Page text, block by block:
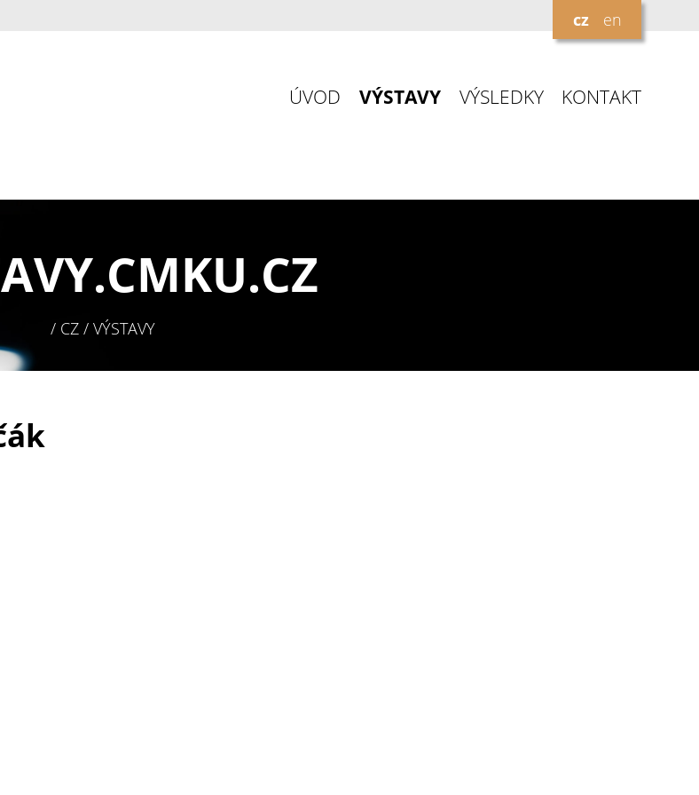
cz en
ÚVOD VÝSTAVY VÝSLEDKY KONTAKT
CMKU.CZ
/ CZ / VÝSTAVY